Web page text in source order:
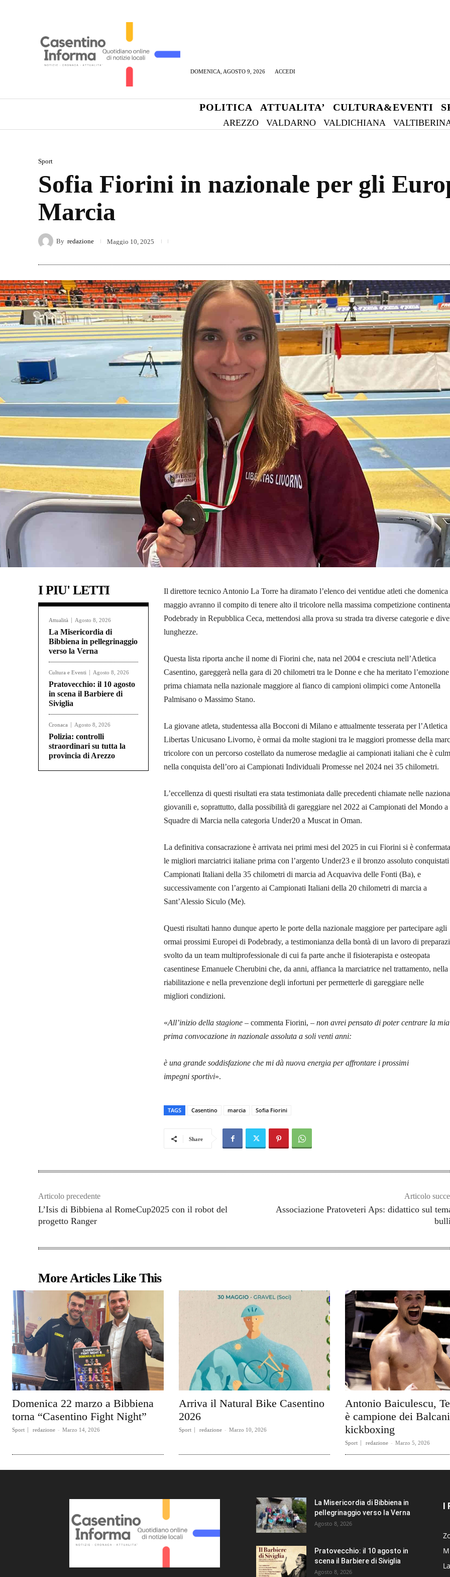
DOMENICA, AGOSTO 9, 2026 ACCEDI
POLITICA ATTUALITA’ CULTURA&EVENTI
AREZZO VALDARNO VALDICHIANA
Sport
Sofia Fiorini in nazionale per gli
Marcia
By redazione Maggio 10, 2025
I PIU' LETTI
Attualità Agosto 8, 2026
La Misericordia di
Bibbiena in pellegrinaggio
verso la Verna
Cultura e Eventi Agosto 8, 2026
Pratovecchio: il 10 agosto
in scena il Barbiere di
Siviglia
Cronaca Agosto 8, 2026
Polizia: controlli
straordinari su tutta la
provincia di Arezzo
Il direttore tecnico Antonio La Torre ha diramato l’elenco dei ventidue atleti che domenica
maggio avranno il compito di tenere alto il tricolore nella massima competizione
Podebrady in Repubblica Ceca, mettendosi alla prova su strada tra diverse categorie e
lunghezze.
Questa lista riporta anche il nome di Fiorini che, nata nel 2004 e cresciuta nell’Atletica
Casentino, gareggerà nella gara di 20 chilometri tra le Donne e che ha meritato
prima chiamata nella nazionale maggiore al fianco di campioni olimpici come Antonella
Palmisano o Massimo Stano.
La giovane atleta, studentessa alla Bocconi di Milano e attualmente tesserata per l’Atletica
Libertas Unicusano Livorno, è ormai da molte stagioni tra le maggiori promesse della
tricolore con un percorso costellato da numerose medaglie ai campionati italiani che è
nella conquista dell’oro ai Campionati Individuali Promesse nel 2024 nei 35 chilometri.
L’eccellenza di questi risultati era stata testimoniata dalle precedenti chiamate nelle
giovanili e, soprattutto, dalla possibilità di gareggiare nel 2022 ai Campionati del Mondo a
Squadre di Marcia nella categoria Under20 a Muscat in Oman.
La definitiva consacrazione è arrivata nei primi mesi del 2025 in cui Fiorini si è
le migliori marciatrici italiane prima con l’argento Under23 e il bronzo assoluto
Campionati Italiani della 35 chilometri di marcia ad Acquaviva delle Fonti (Ba), e
successivamente con l’argento ai Campionati Italiani della 20 chilometri di marcia a
Sant’Alessio Siculo (Me).
Questi risultati hanno dunque aperto le porte della nazionale maggiore per partecipare agli
ormai prossimi Europei di Podebrady, a testimonianza della bontà di un lavoro di
svolto da un team multiprofessionale di cui fa parte anche il fisioterapista e osteopata
casentinese Emanuele Cherubini che, da anni, affianca la marciatrice nel trattamento, nella
riabilitazione e nella prevenzione degli infortuni per permetterle di gareggiare nelle
migliori condizioni.
«All’inizio della stagione – commenta Fiorini, – non avrei pensato di poter centrare la mia
prima convocazione in nazionale assoluta a soli venti anni:
è una grande soddisfazione che mi dà nuova energia per affrontare i prossimi
impegni sportivi».
TAGS Casentino marcia Sofia Fiorini
Share
Articolo precedente
L’Isis di Bibbiena al RomeCup2025 con il robot del
progetto Ranger
Articolo
Associazione Pratoveteri Aps: didattico sul
More Articles Like This
Domenica 22 marzo a Bibbiena
torna “Casentino Fight Night”
Sport redazione - Marzo 14, 2026
Arriva il Natural Bike Casentino
2026
Sport redazione - Marzo 10, 2026
Antonio Baiculescu,
è campione dei
kickboxing
Sport redazione - Marzo 5, 2026
La Misericordia di Bibbiena in
pellegrinaggio verso la Verna
Agosto 8, 2026
Pratovecchio: il 10 agosto in
scena il Barbiere di Siviglia
Agosto 8, 2026
I